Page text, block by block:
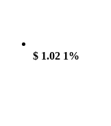
$ 1.02 1%